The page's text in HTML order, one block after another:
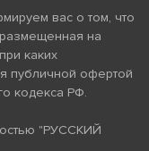
вас о том, что
на
каких
публичной офертой
кодекса РФ.
"РУССКИЙ